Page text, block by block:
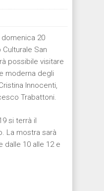
20
San
possibile visitare
moderna degli
Innocenti,
Trabattoni.
si terrà il
La mostra sarà
dalle 10 alle 12 e